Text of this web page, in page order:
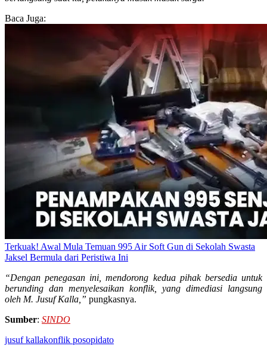
Baca Juga:
Terkuak! Awal Mula Temuan 995 Air Soft Gun di Sekolah Swasta
Jaksel Bermula dari Peristiwa Ini
“Dengan penegasan ini, mendorong kedua pihak bersedia untuk
berunding dan menyelesaikan konflik, yang dimediasi langsung
oleh M. Jusuf Kalla,” pungkasnya.
Sumber: SINDO
jusuf kallakonflik posopidato